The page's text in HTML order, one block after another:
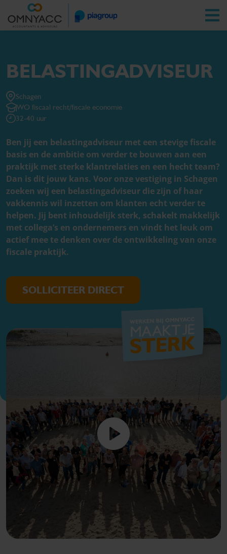
Vestigingen Zoeken
Belastingadviseur
Niets voor jou, wel voor een
BELASTINGADVISEUR
Schagen
WO fiscaal recht/fiscale economie
32-40 uur
Ben jij een belastingadviseur met een stevige fiscale
basis en de ambitie om verder te bouwen aan een
praktijk met sterke klantrelaties en een hecht team?
Dan is dit jouw kans. Voor onze vestiging in Schagen
zoeken wij een belastingadviseur die zijn of haar
vakkennis wil inzetten om klanten echt verder te
helpen. Jij bent inhoudelijk sterk, schakelt makkelijk
met collega’s en ondernemers en vindt het leuk om
actief mee te denken over de ontwikkeling van onze
fiscale praktijk.
SOLLICITEER DIRECT